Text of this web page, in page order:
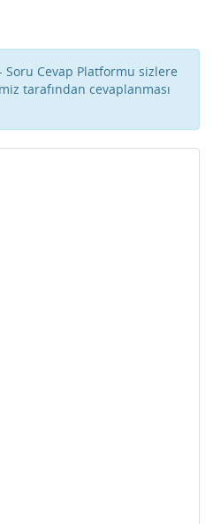
Cevap Platformu sizlere
tarafından cevaplanması